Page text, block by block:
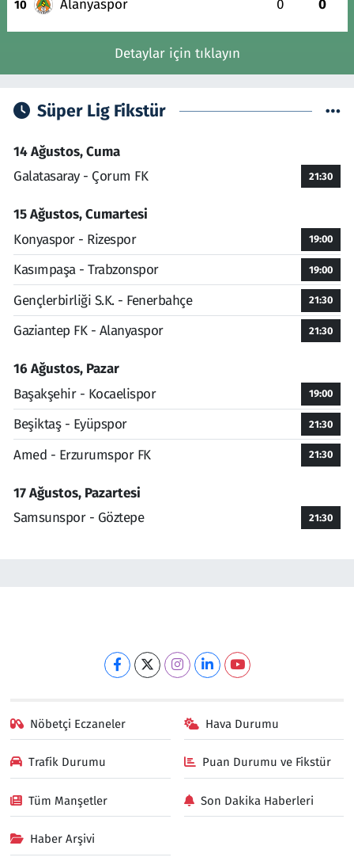
10 Alanyaspor 0 0
Detaylar için tıklayın
Süper Lig Fikstür
14 Ağustos, Cuma
Galatasaray - Çorum FK
21:30
15 Ağustos, Cumartesi
Konyaspor - Rizespor
19:00
Kasımpaşa - Trabzonspor 19:00
Gençlerbirliği S.K. - Fenerbahçe 21:30
Gaziantep FK - Alanyaspor 21:30
16 Ağustos, Pazar
Başakşehir - Kocaelispor
19:00
Beşiktaş - Eyüpspor 21:30
Amed - Erzurumspor FK 21:30
17 Ağustos, Pazartesi
Samsunspor - Göztepe
21:30
Nöbetçi Eczaneler Hava Durumu
Trafik Durumu Puan Durumu ve Fikstür
Tüm Manşetler Son Dakika Haberleri
Haber Arşivi